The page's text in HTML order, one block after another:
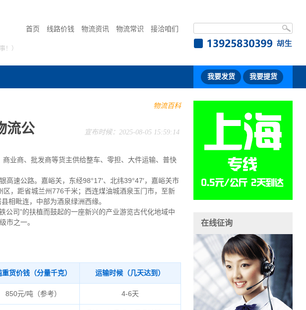
首页 线路价钱 物流资讯 物流常识 接洽咱们
！）
我要发货 我要提货
物流百科
流公 宣布时候：2025-08-05 15:59:14
业商、批发商等货主供给整车、零担、大件运输、普快
速公路。嘉峪关，东经98°17′、北纬39°47′，嘉峪关市
，距省城兰州776千米；西连煤油城酒泉玉门市，至新
相毗连，中部为酒泉绿洲西缘。
公司”的扶植而鼓起的一座新兴的产业游览古代化地域中
市之一。
重货价钱（分量千克） 运输时候（几天达到）
850元/吨（参考） 4-6天
在线征询